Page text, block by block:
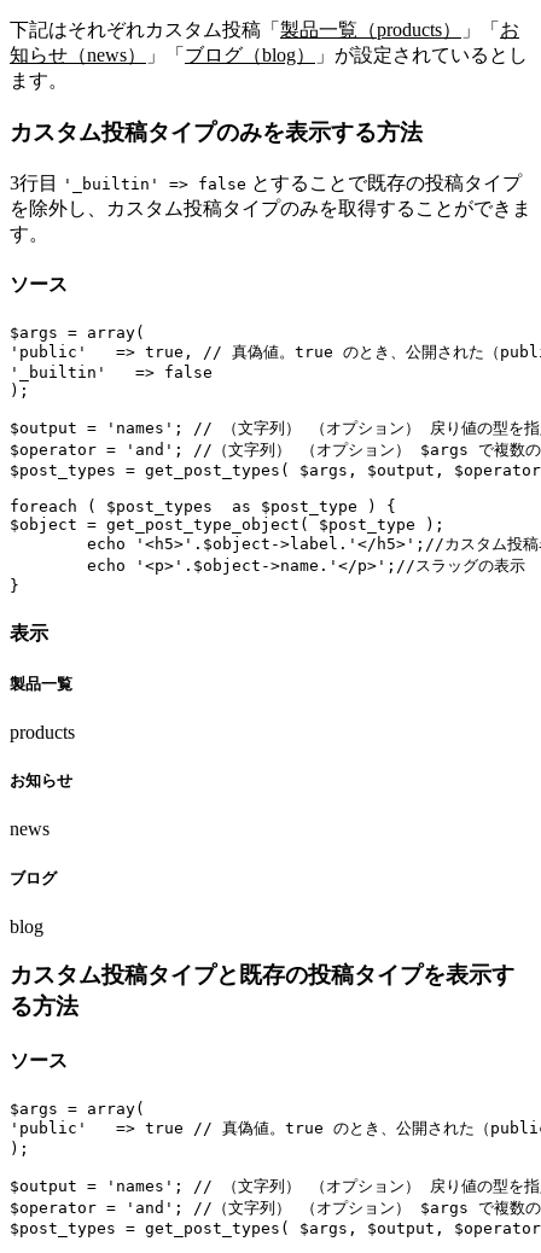
下記はそれぞれカスタム投稿「 製品一覧（products） 」「 お
知らせ（news）
」「 ブログ（blog）
」が設定されているとし
ます。
カスタム投稿タイプのみを表示する方法
3行目 '_builtin' => false とすることで既存の投稿タイプ
を除外し、カスタム投稿タイプのみを取得することができま
す。
ソース
$args = array(
'public'   => true, // 真偽値。true のとき、公開された（
'_builtin'   => false
);
$output = 'names'; // （文字列） （オプション） 戻り値の型を
$operator = 'and'; //（文字列） （オプション） $args で複数
$post_types = get_post_types( $args, $output,
foreach ( $post_types  as $post_type ) {
$object = get_post_type_object( $post_type );
	echo '<h5>'.$object->label.'</h5>';
//カスタム投稿
	echo '<p>'.$object->name.'</p>';
//スラッグの表示
}
表示
製品一覧
products
お知らせ
news
ブログ
blog
カスタム投稿タイプと既存の投稿タイプを表示す
る方法
ソース
$args = array(
'public'   => true
// 真偽値。true のとき、公開された（public
);
$output = 'names';
// （文字列） （オプション） 戻り値の型を
$operator = 'and';
//（文字列） （オプション） $args で複数
$post_types = get_post_types( $args, $output,